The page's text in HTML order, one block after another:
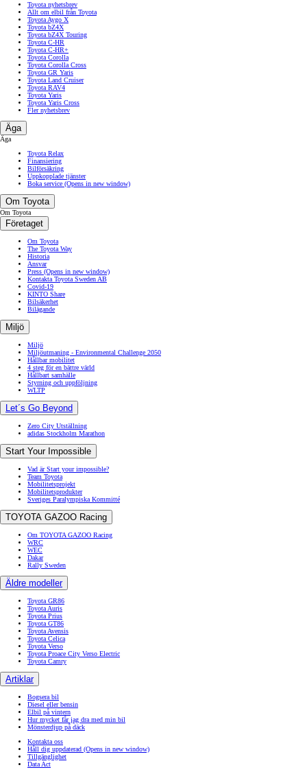
Toyota nyhetsbrev
Allt om elbil från Toyota
Toyota Aygo X
Toyota bZ4X
Toyota bZ4X Touring
Toyota C-HR
Toyota C-HR+
Toyota Corolla
Toyota Corolla Cross
Toyota GR Yaris
Toyota Land Cruiser
Toyota RAV4
Toyota Yaris
Toyota Yaris Cross
Fler nyhetsbrev
Äga
Äga
Toyota Relax
Finansiering
Bilförsäkring
Uppkopplade tjänster
Boka service (Opens in new window)
Om Toyota
Om Toyota
Företaget
Om Toyota
The Toyota Way
Historia
Ansvar
Press (Opens in new window)
Kontakta Toyota Sweden AB
Covid-19
KINTO Share
Bilsäkerhet
Bilägande
Miljö
Miljö
Miljöutmaning - Environmental Challenge 2050
Hållbar mobilitet
4 steg för en bättre värld
Hållbart samhälle
Styrning och uppföljning
WLTP
Let´s Go Beyond
Zero City Utställning
adidas Stockholm Marathon
Start Your Impossible
Vad är Start your impossible?
Team Toyota
Mobilitetsprojekt
Mobilitetsprodukter
Sveriges Paralympiska Kommitté
TOYOTA GAZOO Racing
Om TOYOTA GAZOO Racing
WRC
WEC
Dakar
Rally Sweden
Äldre modeller
Toyota GR86
Toyota Auris
Toyota Prius
Toyota GT86
Toyota Avensis
Toyota Celica
Toyota Verso
Toyota Proace City Verso Electric
Toyota Camry
Artiklar
Bogsera bil
Diesel eller bensin
Elbil på vintern
Hur mycket får jag dra med min bil
Mönsterdjup på däck
Kontakta oss
Håll dig uppdaterad (Opens in new window)
Tillgänglighet
Data Act